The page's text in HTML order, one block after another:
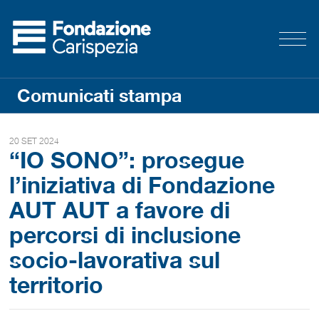
Comunicati stampa
20 SET 2024
“IO SONO”: prosegue
l’iniziativa di Fondazione
AUT AUT a favore di
percorsi di inclusione
socio-lavorativa sul
territorio